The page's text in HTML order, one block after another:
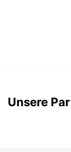
Unsere